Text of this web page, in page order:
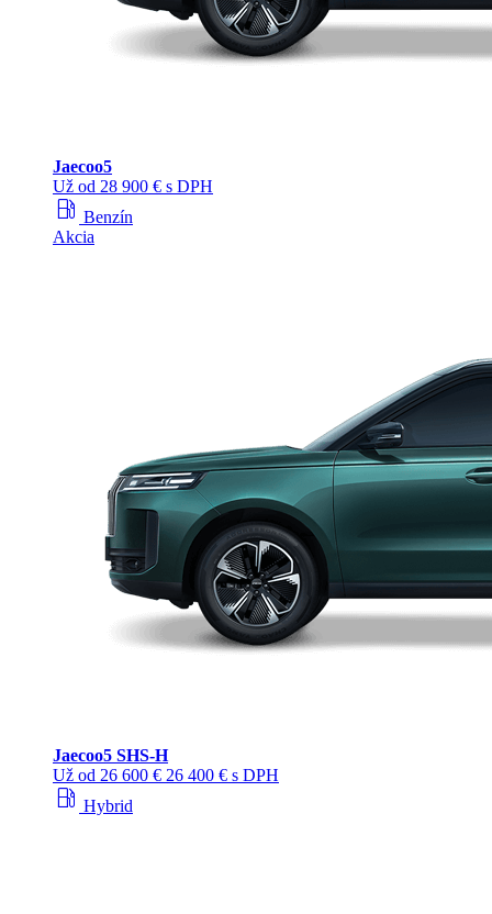
Jaecoo5
Už od 28 900 € s DPH
local_gas_station Benzín
Akcia
Jaecoo5 SHS-H
Už od 26 600 € 26 400 € s DPH
local_gas_station Hybrid